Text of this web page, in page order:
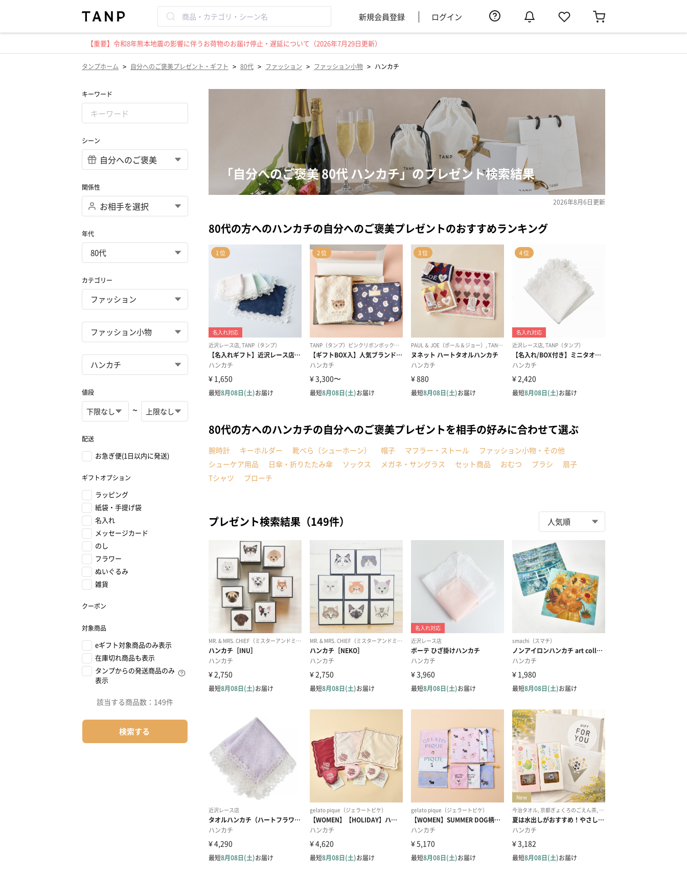
新規会員登録 ログイン
【重要】令和8年熊本地震の影響に伴うお荷物のお届け停止・遅延について（2026年7月29日更新）
タンプホーム > 自分へのご褒美プレゼント・ギフト > 80代 > ファッション > ファッション小物 > ハンカチ
キーワード
シーン
関係性
年代
カテゴリー
値段
~
配送
お急ぎ便(1日以内に発送)
ギフトオプション
ラッピング
紙袋・手提げ袋
名入れ
メッセージカード
のし
フラワー
ぬいぐるみ
雑貨
クーポン
対象商品
eギフト対象商品のみ表示
在庫切れ商品も表示
タンプからの発送商品のみ
表示
該当する商品数： 149件
検索する
「自分へのご褒美 80代 ハンカチ」のプレゼント検索結果
2026年8月6日更新
80代の方へのハンカチの自分へのご褒美プレゼントのおすすめランキング
80代の方へのハンカチの自分へのご褒美プレゼントを相手の好みに合わせて選ぶ
腕時計 キーホルダー 靴べら（シューホーン） 帽子 マフラー・ストール
ファッション小物・その他
シューケア用品
日傘・折りたたみ傘 ソックス メガネ・サングラス セット商品 おむつ ブラシ
扇子
Tシャツ
ブローチ
プレゼント検索結果（149件）